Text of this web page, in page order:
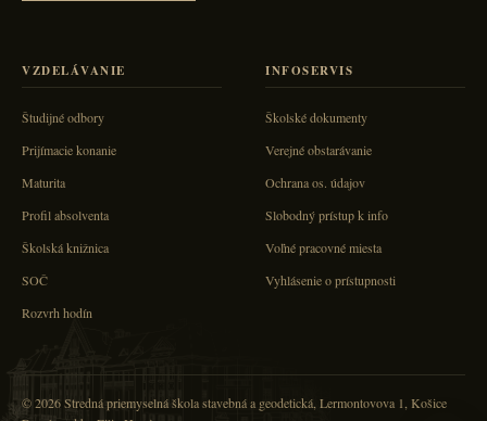
VZDELÁVANIE
Študijné odbory
Prijímacie konanie
Maturita
Profil absolventa
Školská knižnica
SOČ
Rozvrh hodín
INFOSERVIS
Školské dokumenty
Verejné obstarávanie
Ochrana os. údajov
Slobodný prístup k info
Voľné pracovné miesta
Vyhlásenie o prístupnosti
© 2026 Stredná priemyselná škola stavebná a geodetická, Lermontovova 1, Košice